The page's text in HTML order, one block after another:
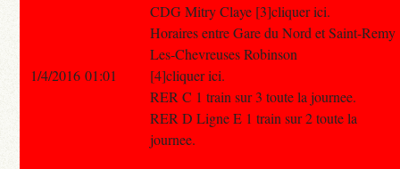
CDG Mitry Claye [3]cliquer ici.
Horaires entre Gare du Nord et Saint-Remy
Les-Chevreuses Robinson
[4]cliquer ici.
RER C 1 train sur 3 toute la journee.
RER D Ligne E 1 train sur 2 toute la
journee.
1/4/2016 01:01